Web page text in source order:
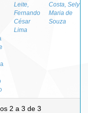
Leite,
Fernando
César
Lima
Costa, Sely
Maria de
Souza
2 a 3 de 3